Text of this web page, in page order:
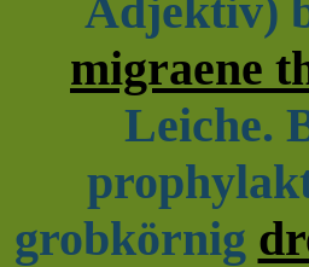
Adjektiv)
migraene
Leiche.
grobkörnig